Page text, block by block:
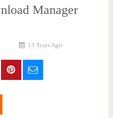
Manager
13 Years Ago